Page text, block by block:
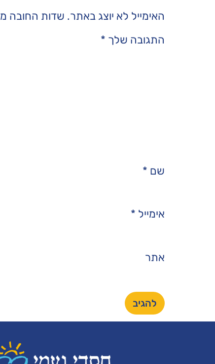
האימייל לא יוצג באתר. שדות החובה
התגובה שלך *
שם *
אימייל *
אתר